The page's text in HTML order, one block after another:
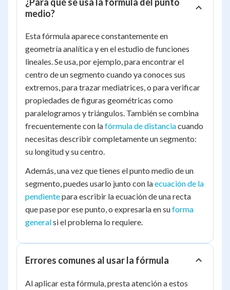
medio?
Esta fórmula aparece constantemente en
geometría analítica y en el estudio de funciones
lineales. Se usa, por ejemplo, para encontrar el
centro de un segmento cuando ya conoces sus
extremos, para trazar mediatrices, o para verificar
propiedades de figuras geométricas como
paralelogramos y triángulos. También se combina
frecuentemente con lafórmula de distanciacuando
necesitas describir completamente un segmento:
su longitud y su centro.
Además, una vez que tienes el punto medio de un
segmento, puedes usarlo junto con laecuación de la
pendientepara escribir la ecuación de una recta
que pase por ese punto, o expresarla en suforma
generalsi el problema lo requiere.
Errores comunes al usar la fórmula
Al aplicar esta fórmula, presta atención a estos